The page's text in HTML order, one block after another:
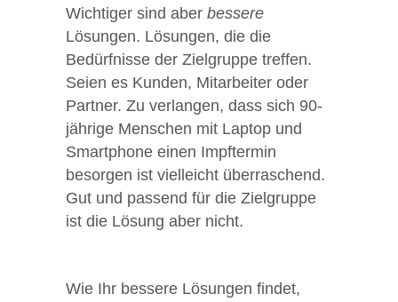
Wichtiger sind aber bessere
Lösungen. Lösungen, die die
Bedürfnisse der Zielgruppe treffen.
Seien es Kunden, Mitarbeiter oder
Partner. Zu verlangen, dass sich 90-
jährige Menschen mit Laptop und
Smartphone einen Impftermin
besorgen ist vielleicht überraschend.
Gut und passend für die Zielgruppe
ist die Lösung aber nicht.
Wie Ihr bessere Lösungen findet,